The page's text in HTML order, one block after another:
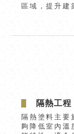
區域，提升建
隔熱工程
隔熱塗料主要
夠降低室內溫